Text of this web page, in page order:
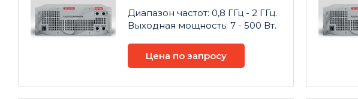
Диапазон частот: 0,8 ГГц - 2 ГГц.
Выходная мощность: 7 - 500 Вт.
Цена по запросу